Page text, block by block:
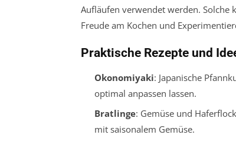
Aufläufen verwendet werden. Solche
Freude am Kochen und
Praktische Rezepte und
Okonomiyaki: Japanische
optimal anpassen lassen.
Bratlinge: Gemüse und
mit saisonalem Gemüse.